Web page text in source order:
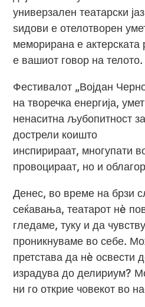
универзален театарски
ѕидови е отелотворен
меморирана е актерската
е вашиот говор на телото.
Фестивалот „Војдан
на творечка енергија,
ненаситна љубопитност
дострели коишто
инспирираат, многупати
провоцираат, но и
Денес, во време на брзи
сеќавања, театарот нè
гледаме, туку и да
проникнуваме во себе.
претстава да нè освести
израдува до делириум?
ни го открие човекот во